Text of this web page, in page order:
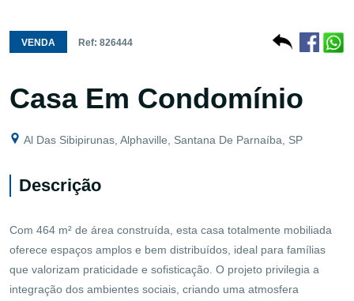
VENDA Ref: 826444
Casa Em Condomínio
Al Das Sibipirunas, Alphaville, Santana De Parnaíba, SP
Descrição
Com 464 m² de área construída, esta casa totalmente mobiliada
oferece espaços amplos e bem distribuídos, ideal para famílias
que valorizam praticidade e sofisticação. O projeto privilegia a
integração dos ambientes sociais, criando uma atmosfera